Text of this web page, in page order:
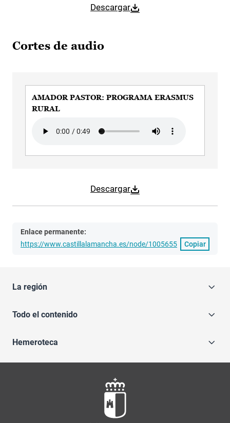
Descargar
Cortes de audio
Descargar
AMADOR PASTOR: PROGRAMA ERASMUS
RURAL
Enlace permanente:
https://www.castillalamancha.es/node/1005655
Copiar
La región
Todo el contenido
Hemeroteca